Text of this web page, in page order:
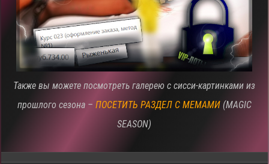
Также вы можете посмотреть галерею с сисси-картинками из
прошлого сезона – ПОСЕТИТЬ РАЗДЕЛ С МЕМАМИ (MAGIC
SEASON)